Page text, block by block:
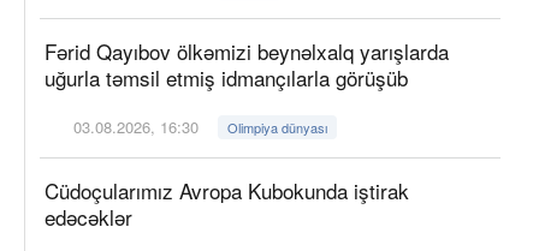
Fərid Qayıbov ölkəmizi beynəlxalq yarışlarda
uğurla təmsil etmiş idmançılarla görüşüb
03.08.2026, 16:30 Olimpiya dünyası
Cüdoçularımız Avropa Kubokunda iştirak
edəcəklər